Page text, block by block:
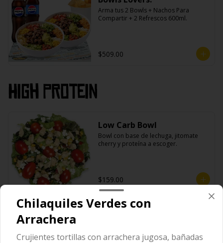
Arma tus 2 Bowls + Nachos Para
Compartir + 2 Refrescos 600ml.
$509.00
High PROtein
Low Carb Bowl
Bowl con base de lechuga, jitomate
cherry y proteína a escoger.
$159.00
Tommy Nachos
Chilaquiles Verdes con
Arrachera
Crujientes tortillas con arrachera jugosa, bañadas